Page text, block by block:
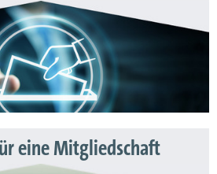
eine Mitgliedschaft